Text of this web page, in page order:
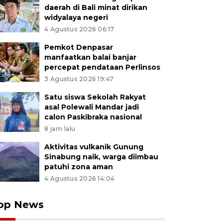
daerah di Bali minat dirikan
widyalaya negeri
4 Agustus 2026 06:17
Pemkot Denpasar
manfaatkan balai banjar
percepat pendataan Perlinsos
3 Agustus 2026 19:47
Satu siswa Sekolah Rakyat
asal Polewali Mandar jadi
calon Paskibraka nasional
8 jam lalu
Aktivitas vulkanik Gunung
Sinabung naik, warga diimbau
patuhi zona aman
4 Agustus 2026 14:04
News